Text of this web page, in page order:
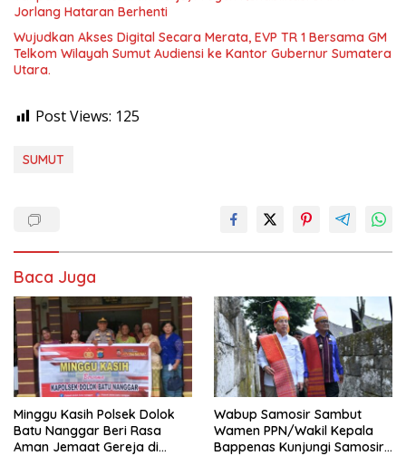
Jorlang Hataran Berhenti
Wujudkan Akses Digital Secara Merata, EVP TR 1 Bersama GM
Telkom Wilayah Sumut Audiensi ke Kantor Gubernur Sumatera
Utara.
Post Views: 125
SUMUT
Baca Juga
Minggu Kasih Polsek Dolok
Batu Nanggar Beri Rasa
Aman Jemaat Gereja di
Wabup Samosir Sambut
Wamen PPN/Wakil Kepala
Bappenas Kunjungi Samosir